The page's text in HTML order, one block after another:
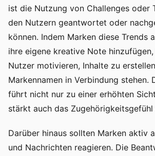
ist die Nutzung von Challenges oder
den Nutzern geantwortet oder
können. Indem Marken diese Trends
ihre eigene kreative Note
Nutzer motivieren, Inhalte zu
Markennamen in Verbindung stehen.
führt nicht nur zu einer erhöhten
stärkt auch das
Darüber hinaus sollten Marken aktiv
und Nachrichten reagieren. Die